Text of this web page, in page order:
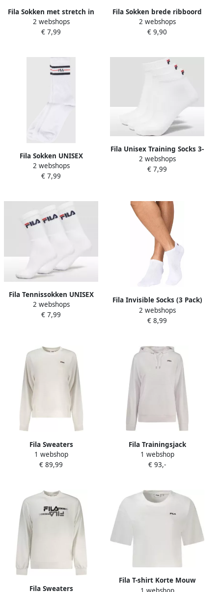
Fila Sokken met stretch in
een set van 3 paar model
'Calza'
2 webshops
€ 7,99
Fila Sokken brede ribboord
logo opschrift katoenmix (3
paar)
2 webshops
€ 9,90
Fila Sokken UNISEX
LIFESTYLE PLAIN SOCKS (3
paar 3 paar)
2 webshops
€ 7,99
Fila Unisex Training Socks 3-
pack F9300 Middellang
white maat: 39-42
2 webshops
€ 7,99
Fila Tennissokken UNISEX
CREW TENNIS FULL TERRY
SOCKS (3 paar)
2 webshops
€ 7,99
Fila Invisible Socks (3 Pack)
Kort white maat: 39-42
beschikbare maaten:35-38
2 webshops
€ 8,99
Fila Sweaters
faw1219bi10001xs
1 webshop
€ 89,99
Fila Trainingsjack
faw1054bi10001xs
1 webshop
€ 93,-
Fila Sweaters
Fila T-shirt Korte Mouw